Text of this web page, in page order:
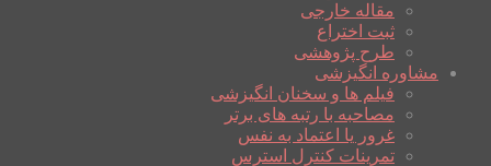
مقاله خارجی
ثبت اختراع
طرح پژوهشی
مشاوره انگیزشی
فیلم ها و سخنان انگیزشی
مصاحبه با رتبه های برتر
غرور یا اعتماد به نفس
تمرینات کنترل استرس